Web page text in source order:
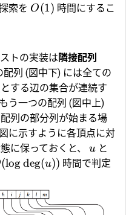
索を O(1) 時間にするこ
トの実装は隣接配列
配列 (図中下) には全ての
する辺の集合が連続す
う一つの配列 (図中上)
列の部分列が始まる場
に示すように各頂点に対
に保っておくと、 u と
(logdeg(u)) 時間で判定